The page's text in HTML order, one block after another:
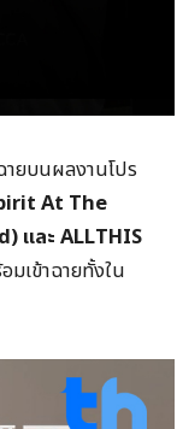
ายบนผลงานโปร
At The
และ ALLTHIS
เข้าฉายทั้งใน